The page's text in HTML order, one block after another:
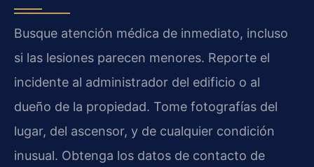
Busque atención médica de inmediato, incluso
si las lesiones parecen menores. Reporte el
incidente al administrador del edificio o al
dueño de la propiedad. Tome fotografías del
lugar, del ascensor, y de cualquier condición
inusual. Obtenga los datos de contacto de